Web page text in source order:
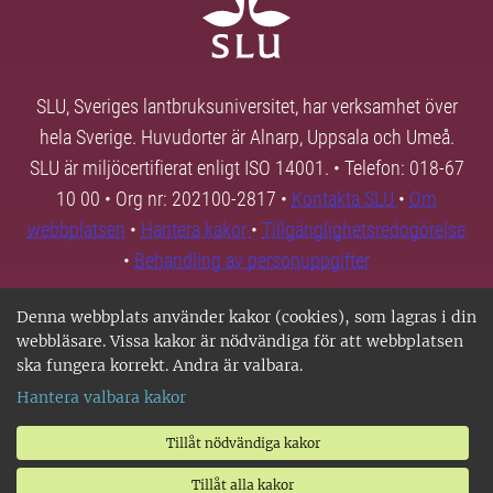
Denna webbplats använder kakor (cookies), som lagras i din
webbläsare. Vissa kakor är nödvändiga för att webbplatsen
ska fungera korrekt. Andra är valbara.
Hantera valbara kakor
Tillåt nödvändiga kakor
Tillåt alla kakor
SLU, Sveriges lantbruksuniversitet, har verksamhet över
hela Sverige. Huvudorter är Alnarp, Uppsala och Umeå.
SLU är miljöcertifierat enligt ISO 14001. • Telefon: 018-67
10 00 • Org nr: 202100-2817 • Kontakta SLU • Om
webbplatsen • Hantera kakor • Tillgänglighetsredogörelse
• Behandling av personuppgifter